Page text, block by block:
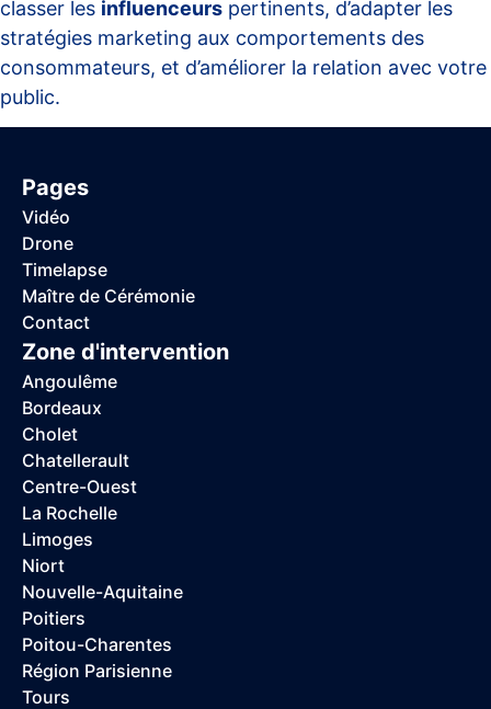
classer les influenceurs pertinents, d’adapter les
stratégies marketing aux comportements des
consommateurs, et d’améliorer la relation avec votre
public.
Pages
Vidéo
Drone
Timelapse
Maître de Cérémonie
Contact
Zone d'intervention
Angoulême
Bordeaux
Cholet
Chatellerault
Centre-Ouest
La Rochelle
Limoges
Niort
Nouvelle-Aquitaine
Poitiers
Poitou-Charentes
Région Parisienne
Tours